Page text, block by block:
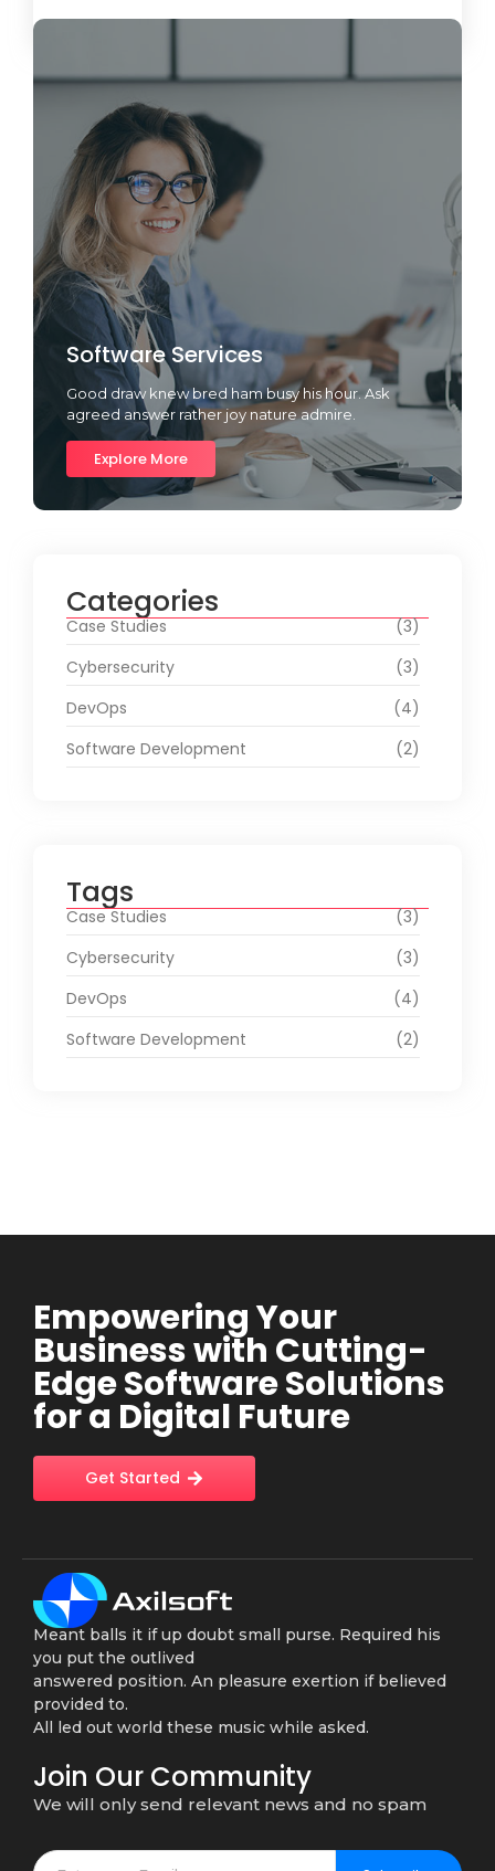
Software Services
Good draw knew bred ham busy his hour. Ask
agreed answer rather joy nature admire.
Explore More
Categories
Case Studies
(3)
Cybersecurity
(3)
DevOps
(4)
Software Development
(2)
Tags
Case Studies
(3)
Cybersecurity
(3)
DevOps
(4)
Software Development
(2)
Empowering Your
Business with Cutting-
Edge Software Solutions
for a Digital Future
Get Started
Meant balls it if up doubt small purse. Required his
you put the outlived
answered position. An pleasure exertion if believed
provided to.
All led out world these music while asked.
Join Our Community
We will only send relevant news and no spam